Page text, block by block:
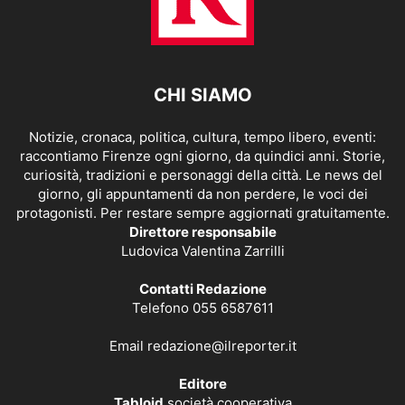
CHI SIAMO
Notizie, cronaca, politica, cultura, tempo libero, eventi:
raccontiamo Firenze ogni giorno, da quindici anni. Storie,
curiosità, tradizioni e personaggi della città. Le news del
giorno, gli appuntamenti da non perdere, le voci dei
protagonisti. Per restare sempre aggiornati gratuitamente.
Direttore responsabile
Ludovica Valentina Zarrilli
Contatti Redazione
Telefono 055 6587611
Email redazione@ilreporter.it
Editore